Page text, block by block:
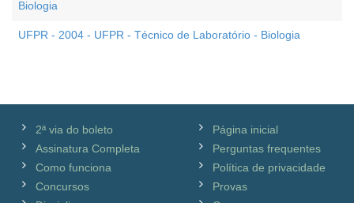
Biologia
UFPR - 2004 - UFPR - Técnico de Laboratório - Biologia
2ª via do boleto
Assinatura Completa
Como funciona
Concursos
Página inicial
Perguntas frequentes
Política de privacidade
Provas